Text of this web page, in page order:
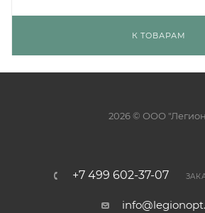
К ТОВАРАМ
2026 © ООО
+7 499 602-37-07